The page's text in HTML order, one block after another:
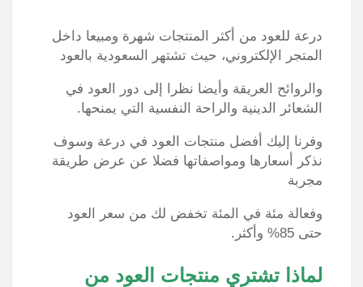
درعة للعود من أكثر المنتجات شهرة ومبيعا داخل
المتجر الإلكتروني، حيث تشتهر السعودية بالعود
والروائح العريقة وأيضا نظرا إلى دور العود في
الشعائر الدينية والراحة النفسية التي يمنحها.
وفرنا إليك أفضل منتجات العود في درعة وسوف
نذكر أسعارها ومواصفاتها فضلا عن عرض طريقة
مجربة
وفعالة مئة في المئة تخفض لك من سعر العود
حتى 85% وأكثر.
لماذا تشتري منتجات العود من